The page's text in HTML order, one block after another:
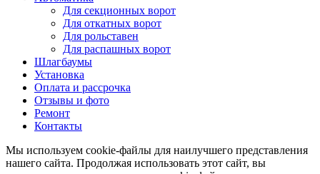
Для секционных ворот
Для откатных ворот
Для рольставен
Для распашных ворот
Шлагбаумы
Установка
Оплата и рассрочка
Отзывы и фото
Ремонт
Контакты
Мы используем cookie-файлы для наилучшего представления
нашего сайта. Продолжая использовать этот сайт, вы